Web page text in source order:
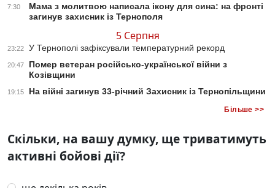
7:30
Мама з молитвою написала ікону для сина: на фронті
загинув захисник із Тернополя
5 Серпня
23:22 У Тернополі зафіксували температурний рекорд
20:47
Помер ветеран російсько-української війни з
Козівщини
19:15 На війні загинув 33-річний Захисник із Тернопільщини
Більше >>
Скільки, на вашу думку, ще триватимуть
активні бойові дії?